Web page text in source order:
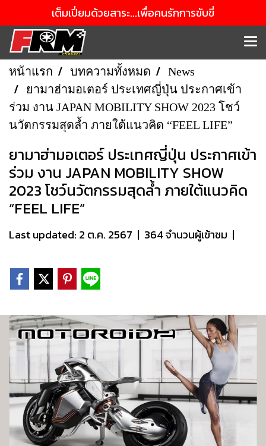
เต็มเปี่ยมด้วยสาระ...เพื่อคนรักการขับขี่
หน้าแรก บทความทั้งหมด
News
ยามาฮ่ามอเตอร์ ประเทศญี่ปุ่น ประกาศเข้า
ร่วม งาน JAPAN MOBILITY SHOW 2023 โชว์
นวัตกรรมสุดล้ำ ภายใต้แนวคิด “FEEL LIFE”
ยามาฮ่ามอเตอร์ ประเทศญี่ปุ่น ประกาศเข้า
ร่วม งาน JAPAN MOBILITY SHOW
2023 โชว์นวัตกรรมสุดล้ำ ภายใต้แนวคิด
“FEEL LIFE”
Last updated: 2 ต.ค. 2567 | 364 จำนวนผู้เข้าชม |